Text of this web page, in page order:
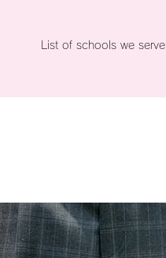
List of schools we serve